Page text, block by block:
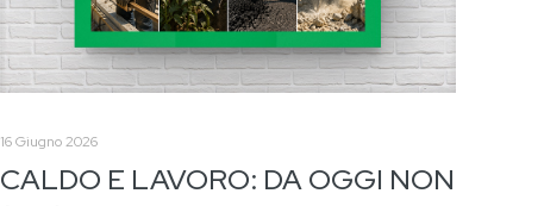
16 Giugno 2026
CALDO E LAVORO: DA OGGI NON